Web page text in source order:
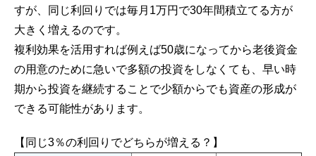
すが、同じ利回りでは毎月1万円で30年間積立てる方が
大きく増えるのです。
複利効果を活用すれば例えば50歳になってから老後資金
の用意のために急いで多額の投資をしなくても、早い時
期から投資を継続することで少額からでも資産の形成が
できる可能性があります。
【同じ3％の利回りでどちらが増える？】